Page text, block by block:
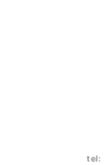
tel: